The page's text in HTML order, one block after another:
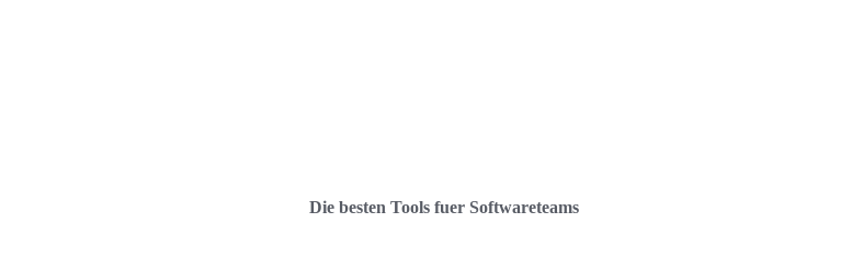
Die besten Tools fuer Softwareteams